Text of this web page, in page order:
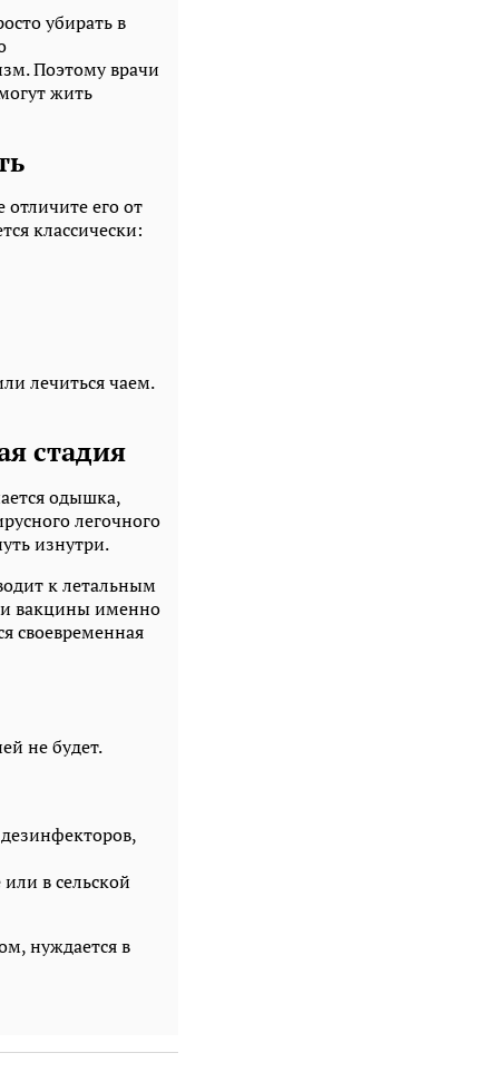
убирать в
Поэтому врачи
жить
его от
классически:
лечиться чаем.
стадия
одышка,
легочного
изнутри.
к летальным
вакцины именно
своевременная
не будет.
в сельской
нуждается в